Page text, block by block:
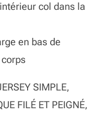
col dans la
en bas de
SIMPLE,
FILÉ ET PEIGNÉ,